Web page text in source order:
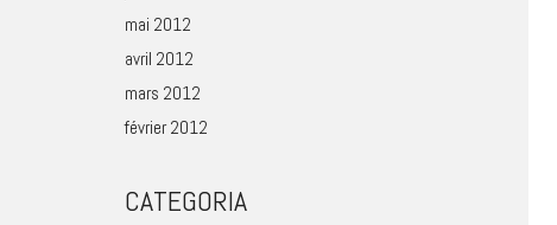
mai 2012
avril 2012
mars 2012
février 2012
CATEGORIA